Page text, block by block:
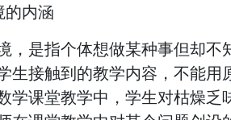
的内涵
，是指个体想做某种事但却
生接触到的教学内容，不能
学课堂教学中，学生对枯燥